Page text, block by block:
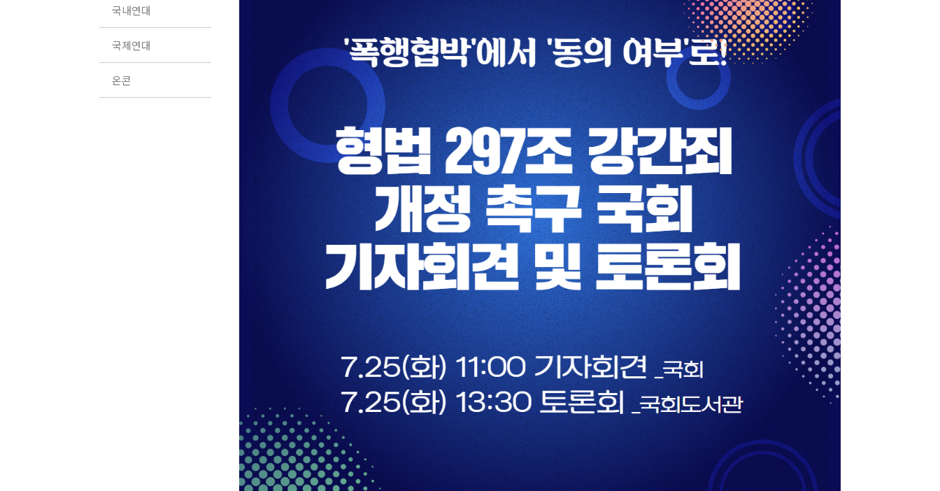
국내연대
국제연대
온콘